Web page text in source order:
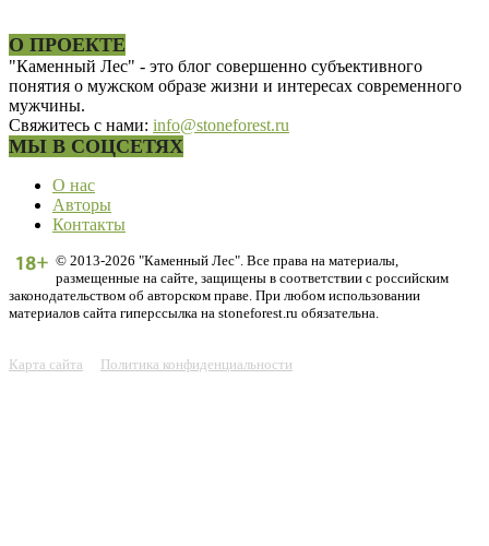
О ПРОЕКТЕ
"Каменный Лес" - это блог совершенно субъективного
понятия о мужском образе жизни и интересах современного
мужчины.
Свяжитесь с нами: info@stoneforest.ru
МЫ В СОЦСЕТЯХ
О нас
Авторы
Контакты
© 2013-2026 "Каменный Лес". Все права на материалы,
размещенные на сайте, защищены в соответствии с российским
законодательством об авторском праве. При любом использовании
материалов сайта гиперссылка на stoneforest.ru обязательна.
Карта сайта Политика конфиденциальности